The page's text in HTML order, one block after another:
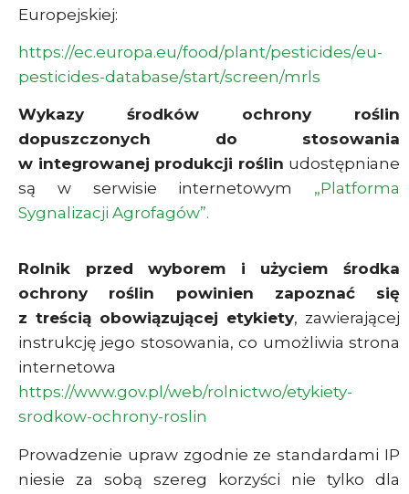
Europejskiej:
https://ec.europa.eu/food/plant/pesticides/eu-
pesticides-database/start/screen/mrls
Wykazy środków ochrony roślin
dopuszczonych do stosowania
w integrowanej produkcji roślin udostępniane
są w serwisie internetowym „Platforma
Sygnalizacji Agrofagów”.
Rolnik przed wyborem i użyciem środka
ochrony roślin powinien zapoznać się
z treścią obowiązującej etykiety, zawierającej
instrukcję jego stosowania, co umożliwia strona
internetowa
https://www.gov.pl/web/rolnictwo/etykiety-
srodkow-ochrony-roslin
Prowadzenie upraw zgodnie ze standardami IP
niesie za sobą szereg korzyści nie tylko dla